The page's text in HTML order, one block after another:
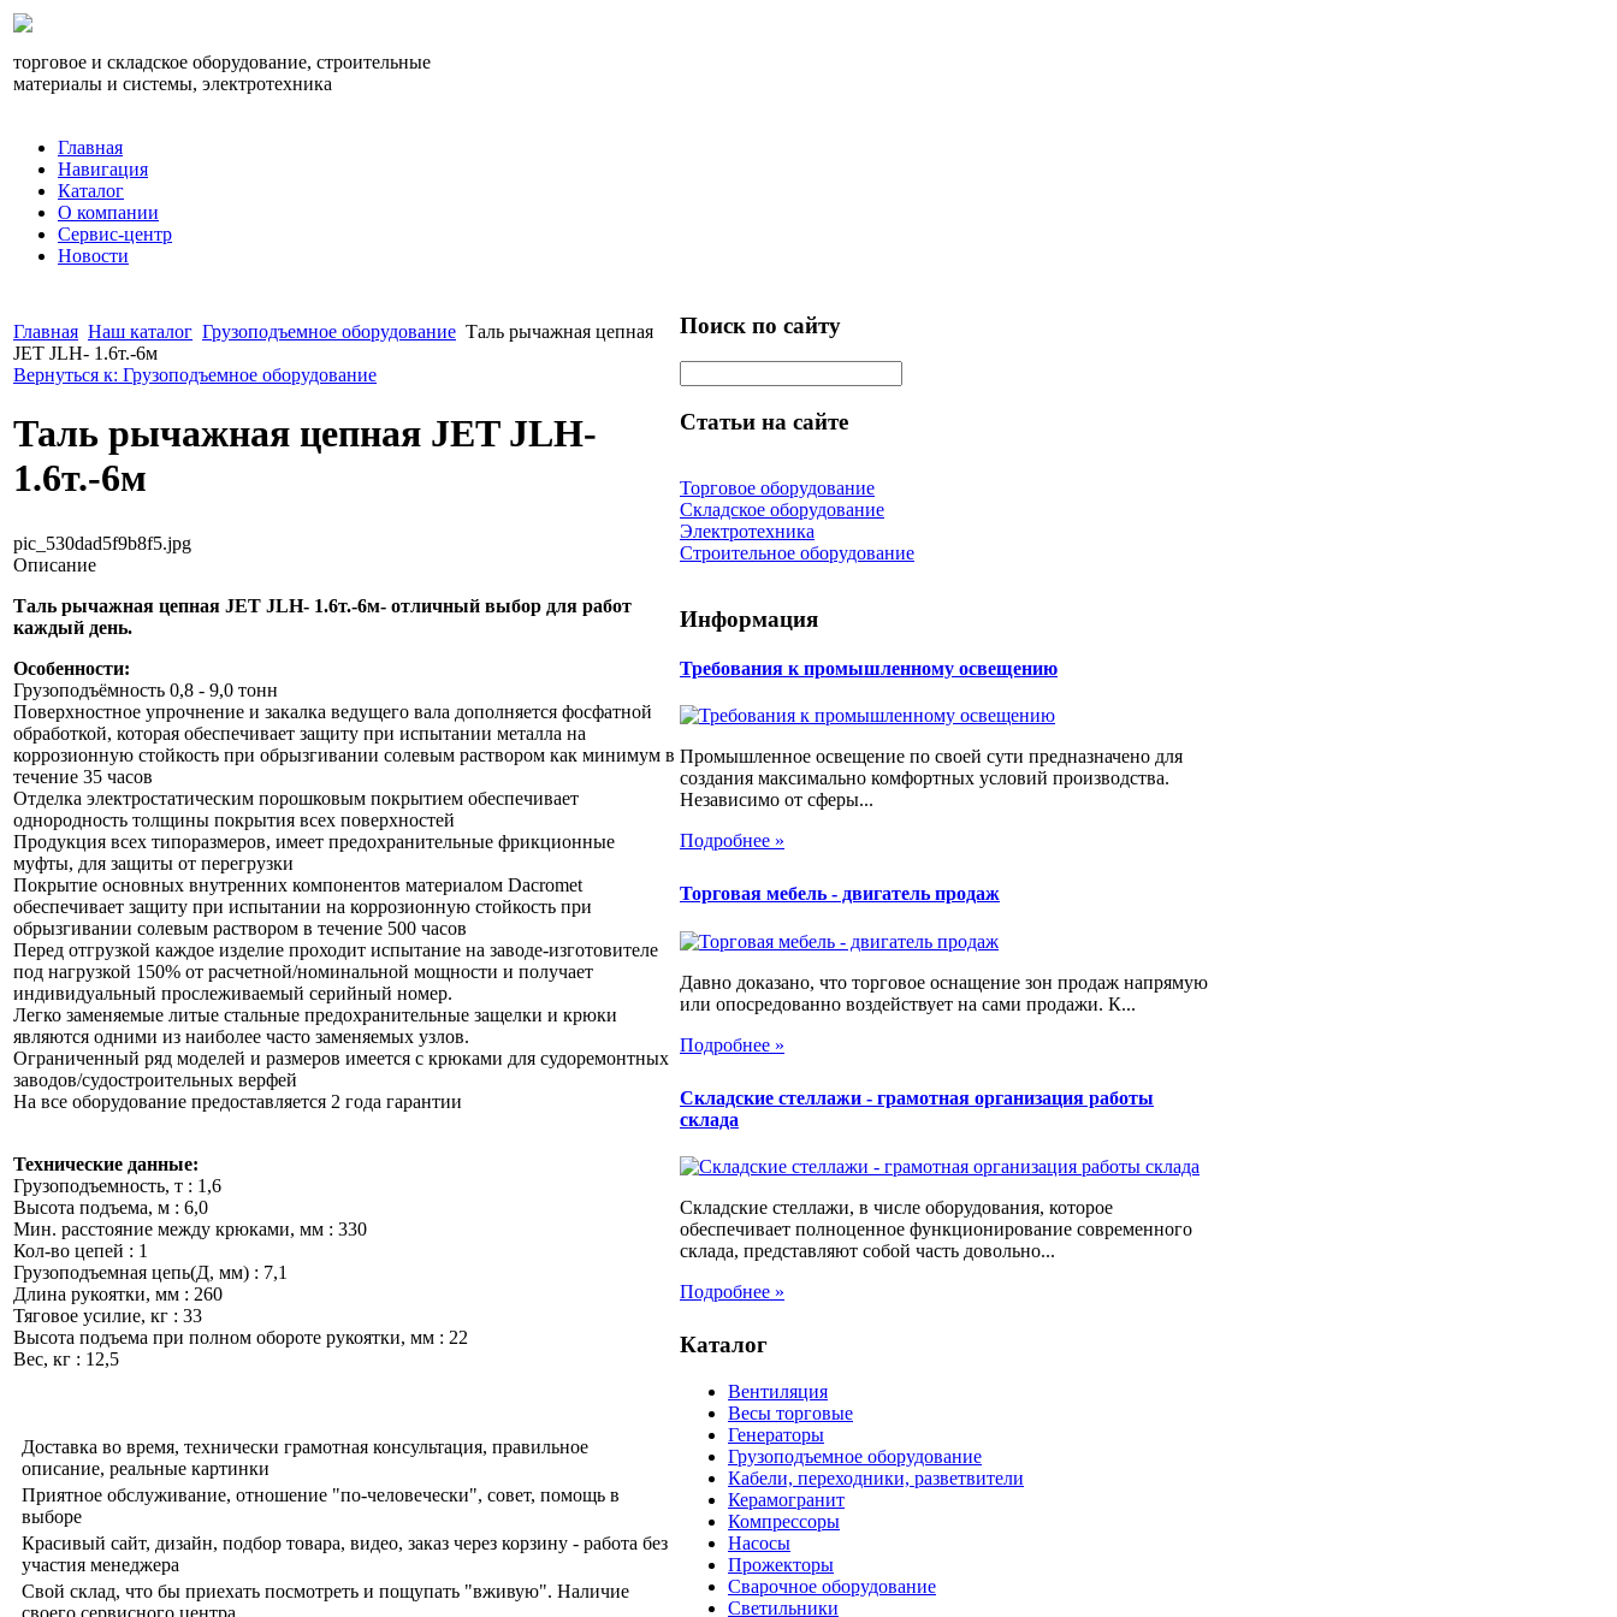
торговое и складское оборудование, строительные
материалы и системы, электротехника
Главная
Навигация
Каталог
О компании
Сервис-центр
Новости
Главная Наш каталог Грузоподъемное оборудование Таль рычажная цепная
JET JLH- 1.6т.-6м
Вернуться к: Грузоподъемное оборудование
Таль рычажная цепная JET JLH-
1.6т.-6м
pic_530dad5f9b8f5.jpg
Описание
Таль рычажная цепная JET JLH- 1.6т.-6м- отличный выбор для работ
каждый день.
Особенности:
Грузоподъёмность 0,8 - 9,0 тонн
Поверхностное упрочнение и закалка ведущего вала дополняется фосфатной
обработкой, которая обеспечивает защиту при испытании металла на
коррозионную стойкость при обрызгивании солевым раствором как минимум в
течение 35 часов
Отделка электростатическим порошковым покрытием обеспечивает
однородность толщины покрытия всех поверхностей
Продукция всех типоразмеров, имеет предохранительные фрикционные
муфты, для защиты от перегрузки
Покрытие основных внутренних компонентов материалом Dacromet
обеспечивает защиту при испытании на коррозионную стойкость при
обрызгивании солевым раствором в течение 500 часов
Перед отгрузкой каждое изделие проходит испытание на заводе-изготовителе
под нагрузкой 150% от расчетной/номинальной мощности и получает
индивидуальный прослеживаемый серийный номер.
Легко заменяемые литые стальные предохранительные защелки и крюки
являются одними из наиболее часто заменяемых узлов.
Ограниченный ряд моделей и размеров имеется с крюками для судоремонтных
заводов/судостроительных верфей
На все оборудование предоставляется 2 года гарантии
Технические данные:
Грузоподъемность, т : 1,6
Высота подъема, м : 6,0
Мин. расстояние между крюками, мм : 330
Кол-во цепей : 1
Грузоподъемная цепь(Д, мм) : 7,1
Длина рукоятки, мм : 260
Тяговое усилие, кг : 33
Высота подъема при полном обороте рукоятки, мм : 22
Вес, кг : 12,5
Доставка во время, технически грамотная консультация, правильное
описание, реальные картинки
Приятное обслуживание, отношение "по-человечески", совет, помощь в
выборе
Красивый сайт, дизайн, подбор товара, видео, заказ через корзину - работа без
участия менеджера
Свой склад, что бы приехать посмотреть и пощупать "вживую". Наличие
своего сервисного центра
Поиск по сайту
Статьи на сайте
Торговое оборудование
Складское оборудование
Электротехника
Строительное оборудование
Информация
Требования к промышленному освещению
Промышленное освещение по своей сути предназначено для
создания максимально комфортных условий производства.
Независимо от сферы...
Подробнее »
Торговая мебель - двигатель продаж
Давно доказано, что торговое оснащение зон продаж напрямую
или опосредованно воздействует на сами продажи. К...
Подробнее »
Складские стеллажи - грамотная организация работы
склада
Складские стеллажи, в числе оборудования, которое
обеспечивает полноценное функционирование современного
склада, представляют собой часть довольно...
Подробнее »
Каталог
Вентиляция
Весы торговые
Генераторы
Грузоподъемное оборудование
Кабели, переходники, разветвители
Керамогранит
Компрессоры
Насосы
Прожекторы
Сварочное оборудование
Светильники